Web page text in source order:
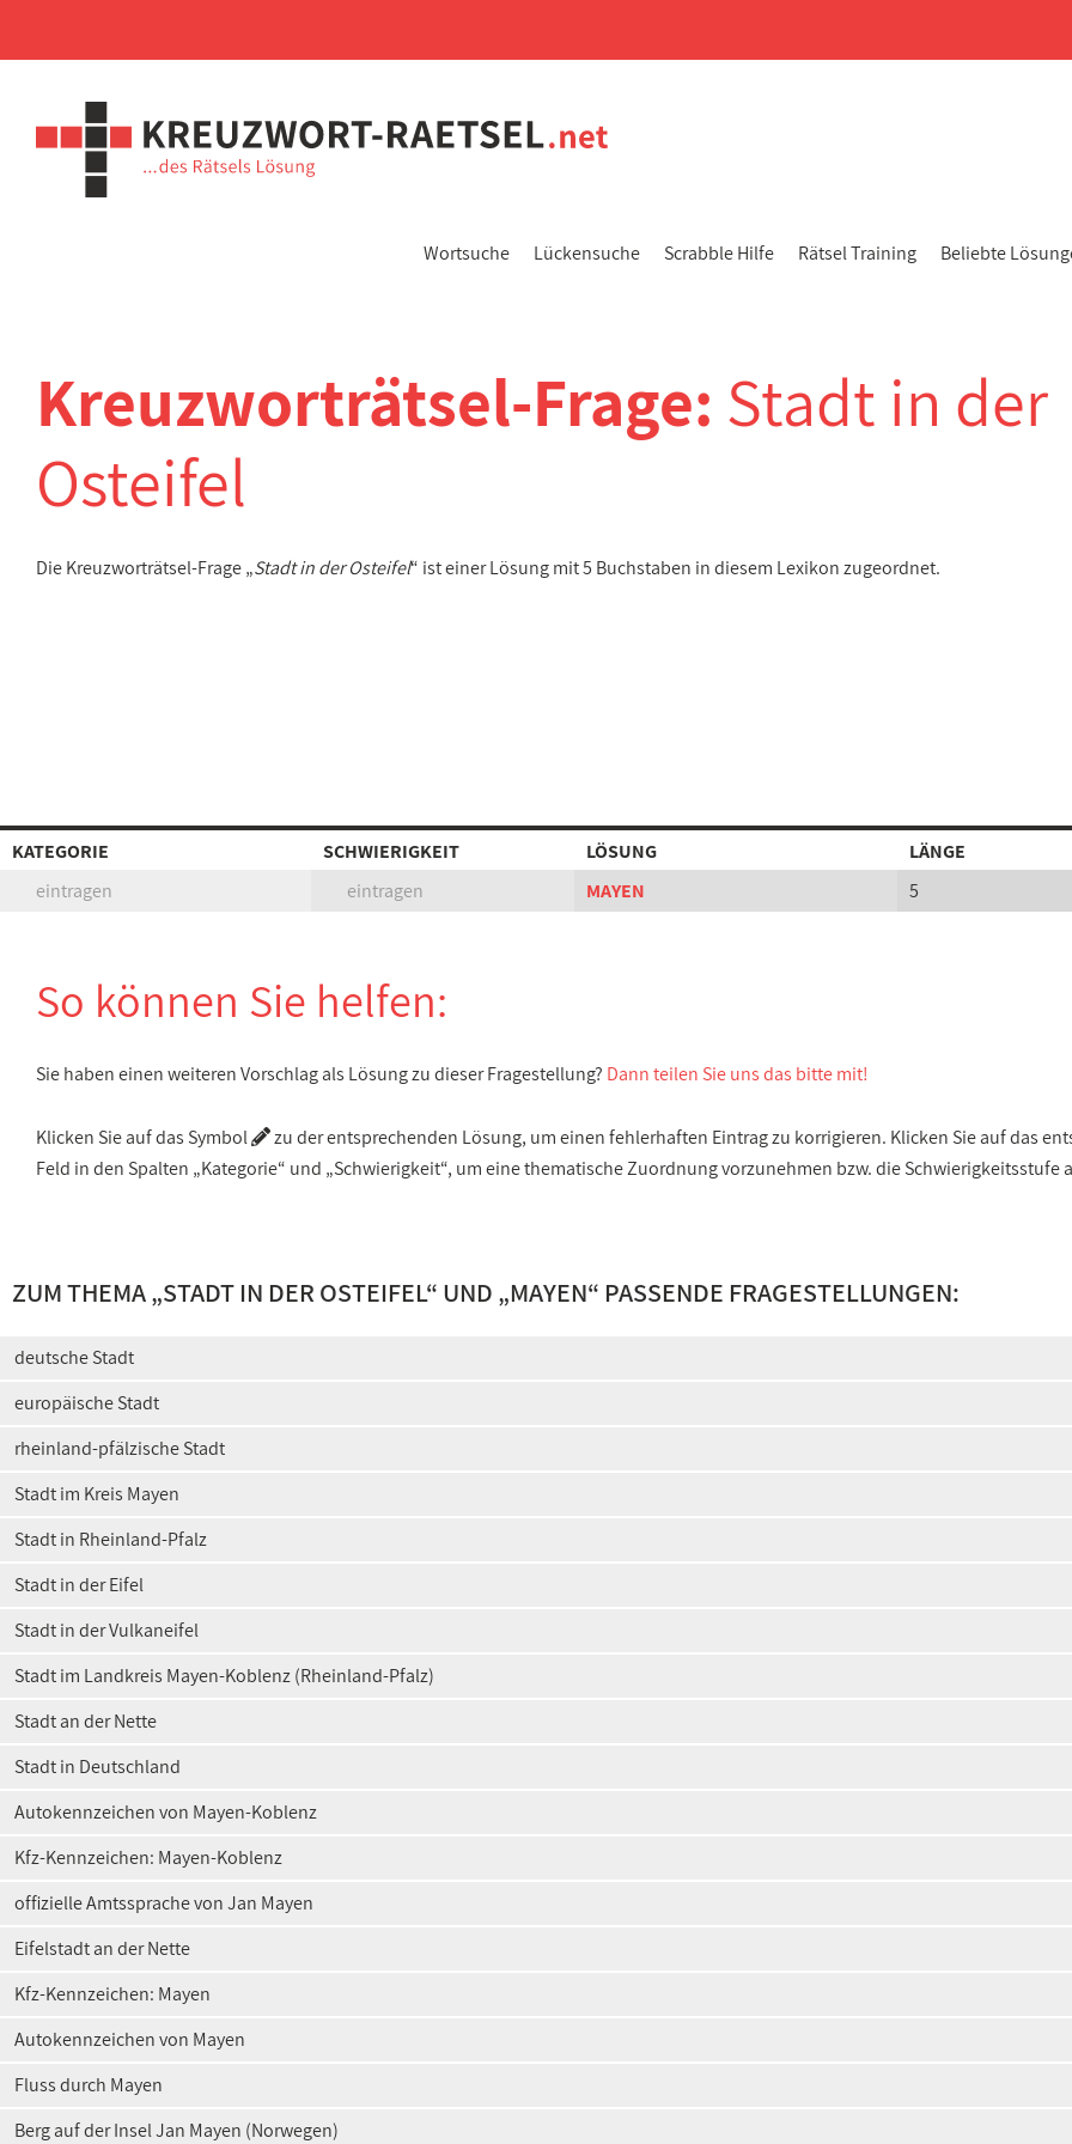
Wortsuche Lückensuche Scrabble Hilfe Rätsel Training Beliebte
Kreuzworträtsel-Frage: Stadt in der
Osteifel
Die Kreuzworträtsel-Frage „Stadt in der Osteifel“ ist einer Lösung mit 5 Buchstaben in diesem Lexikon zugeordnet.
KATEGORIE SCHWIERIGKEIT LÖSUNG
LÄNGE
eintragen
eintragen MAYEN 5
So können Sie helfen:
Sie haben einen weiteren Vorschlag als Lösung zu dieser Fragestellung? Dann teilen Sie uns das bitte mit!
Klicken Sie auf das Symbol
zu der entsprechenden Lösung, um einen fehlerhaften Eintrag zu korrigieren. Klicken Sie auf das
Feld in den Spalten „Kategorie“ und „Schwierigkeit“, um eine thematische Zuordnung vorzunehmen bzw. die Schwierigkeitsstufe
ZUM THEMA „STADT IN DER OSTEIFEL“ UND „MAYEN“ PASSENDE FRAGESTELLUNGEN:
deutsche Stadt
europäische Stadt
rheinland-pfälzische Stadt
Stadt im Kreis Mayen
Stadt in Rheinland-Pfalz
Stadt in der Eifel
Stadt in der Vulkaneifel
Stadt im Landkreis Mayen-Koblenz (Rheinland-Pfalz)
Stadt an der Nette
Stadt in Deutschland
Autokennzeichen von Mayen-Koblenz
Kfz-Kennzeichen: Mayen-Koblenz
offizielle Amtssprache von Jan Mayen
Eifelstadt an der Nette
Kfz-Kennzeichen: Mayen
Autokennzeichen von Mayen
Fluss durch Mayen
Berg auf der Insel Jan Mayen (Norwegen)